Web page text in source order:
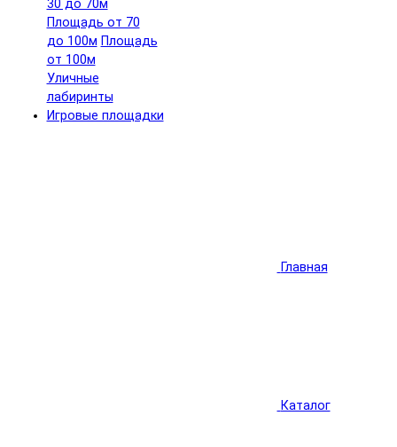
30 до 70м
Площадь от 70
до 100м Площадь
от 100м
Уличные
лабиринты
Игровые площадки
Главная
Каталог